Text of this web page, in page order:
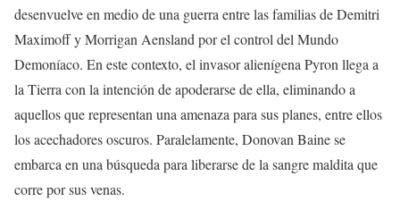
desenvuelve en medio de una guerra entre las familias de Demitri
Maximoff y Morrigan Aensland por el control del Mundo
Demoníaco. En este contexto, el invasor alienígena Pyron llega a
la Tierra con la intención de apoderarse de ella, eliminando a
aquellos que representan una amenaza para sus planes, entre ellos
los acechadores oscuros. Paralelamente, Donovan Baine se
embarca en una búsqueda para liberarse de la sangre maldita que
corre por sus venas.